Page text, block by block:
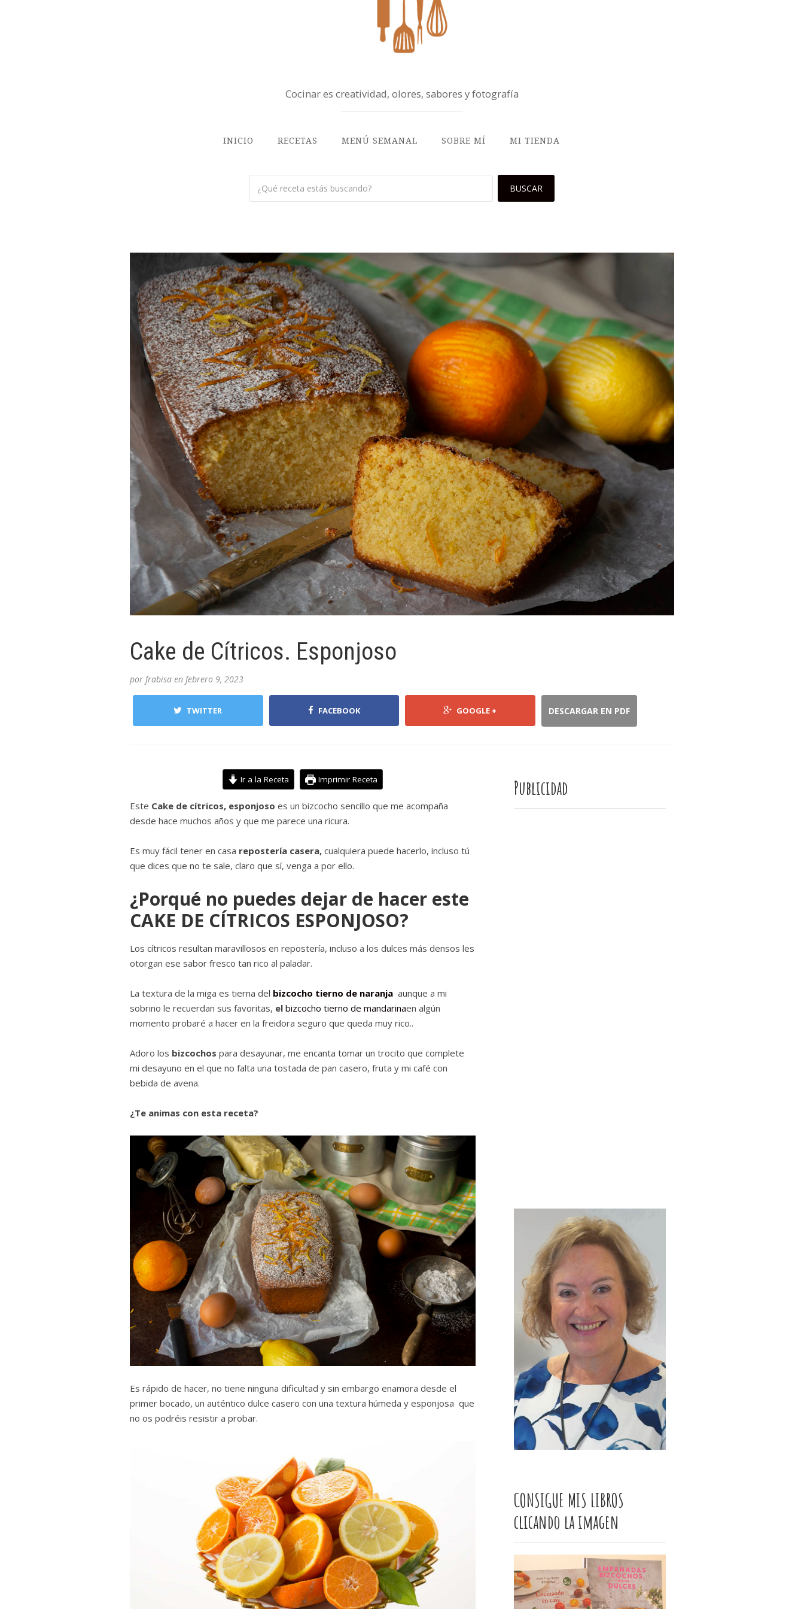
Cocinar es creatividad, olores, sabores y fotografía
INICIO RECETAS MENÚ SEMANAL SOBRE MÍ MI TIENDA
Cake de Cítricos. Esponjoso
por frabisa en febrero 9, 2023
TWITTER FACEBOOK GOOGLE + DESCARGAR EN PDF
Ir a la Receta Imprimir Receta
Este Cake de cítricos, esponjoso es un bizcocho sencillo que me acompaña
desde hace muchos años y que me parece una ricura.
Es muy fácil tener en casa repostería casera, cualquiera puede hacerlo, incluso tú
que dices que no te sale, claro que sí, venga a por ello.
¿Porqué no puedes dejar de hacer este
CAKE DE CÍTRICOS ESPONJOSO?
Los cítricos resultan maravillosos en repostería, incluso a los dulces más densos les
otorgan ese sabor fresco tan rico al paladar.
La textura de la miga es tierna del bizcocho tierno de naranja aunque a mi
sobrino le recuerdan sus favoritas, el bizcocho tierno de mandarinaen algún
momento probaré a hacer en la freidora seguro que queda muy rico..
Adoro los bizcochos para desayunar, me encanta tomar un trocito que complete
mi desayuno en el que no falta una tostada de pan casero, fruta y mi café con
bebida de avena.
¿Te animas con esta receta?
Es rápido de hacer, no tiene ninguna dificultad y sin embargo enamora desde el
primer bocado, un auténtico dulce casero con una textura húmeda y esponjosa que
no os podréis resistir a probar.
Publicidad
CONSIGUE MIS LIBROS
clicando la imagen